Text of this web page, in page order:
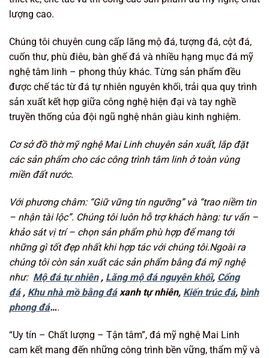
lượng cao.
Chúng tôi chuyên cung cấp lăng mộ đá, tượng đá, cột đá,
cuốn thư, phù điêu, bàn ghế đá và nhiều hạng mục đá mỹ
nghệ tâm linh – phong thủy khác. Từng sản phẩm đều
được chế tác từ đá tự nhiên nguyên khối, trải qua quy trình
sản xuất kết hợp giữa công nghệ hiện đại và tay nghề
truyền thống của đội ngũ nghệ nhân giàu kinh nghiệm.
Cơ sở đồ thờ mỹ nghệ Mai Linh chuyên sản xuất, lắp đặt
các sản phẩm cho các công trình tâm linh ở toàn vùng
miền đất nước.
Với phương châm: “Giữ vững tín ngưỡng” và “trao niềm tin
– nhận tài lộc”. Chúng tôi luôn hỗ trợ khách hàng: tư vấn –
khảo sát vị trí – chọn sản phẩm phù hợp để mang tới
những gì tốt đẹp nhất khi hợp tác với chúng tôi.Ngoài ra
chúng tôi còn sản xuất các sản phẩm bằng đá mỹ nghệ
như: Mộ đá tự nhiên, Lăng mộ đá nguyên khối, Cổng
đá, Khu nhà mồ bằng đáxanh tự nhiên, Kiến trúc đá, bình
phong đá….
“Uy tín – Chất lượng – Tận tâm”, đá mỹ nghệ Mai Linh
cam kết mang đến những công trình bền vững, thẩm mỹ và